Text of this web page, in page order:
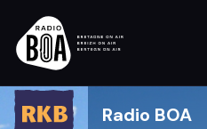
Radio BOA